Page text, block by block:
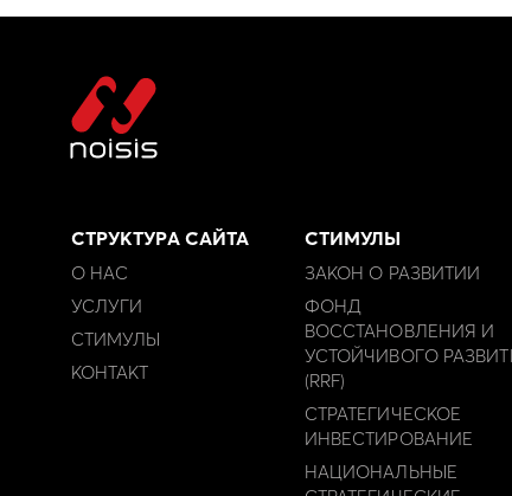
СТРУКТУРА САЙТА
О НАС
УСЛУГИ
СТИМУЛЫ
КОНТАКТ
СТИМУЛЫ
ЗАКОН О РАЗВИТИИ
ФОНД
ВОССТАНОВЛЕНИЯ И
УСТОЙЧИВОГО
(RRF)
СТРАТЕГИЧЕСКОЕ
ИНВЕСТИРОВАНИЕ
НАЦИОНАЛЬНЫЕ